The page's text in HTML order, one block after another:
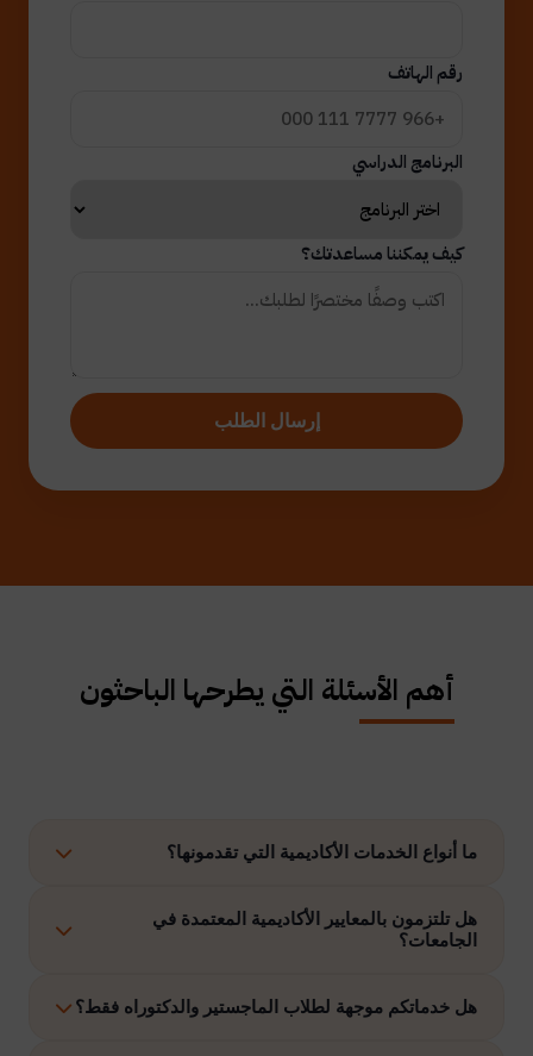
رقم الهاتف
البرنامج الدراسي
كيف يمكننا مساعدتك؟
إرسال الطلب
أهم الأسئلة التي يطرحها الباحثون
ما أنواع الخدمات الأكاديمية التي تقدمونها؟
نوفر حلولًا متكاملة تشمل إعداد الرسائل العلمية، الاستشارات
الأكاديمية، التحليل الإحصائي، إعداد خطة البحث، نشر الأبحاث،
هل تلتزمون بالمعايير الأكاديمية المعتمدة في
الجامعات؟
نعم، نلتزم بتنفيذ جميع الأعمال وفق ضوابط الدراسات العليا
هل خدماتكم موجهة لطلاب الماجستير والدكتوراه فقط؟